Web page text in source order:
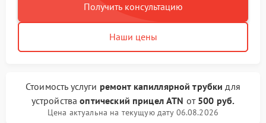
Получить консультацию
Наши цены
Стоимость услуги ремонт капиллярной трубки для
устройстваоптический прицел ATN от 500 руб.
Цена актуальна на текущую дату 06.08.2026